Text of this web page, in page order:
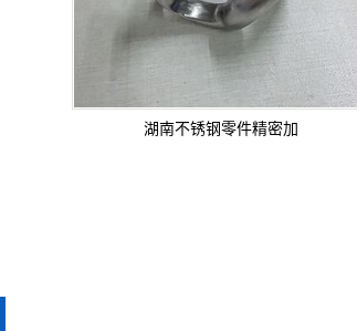
湖南不锈钢零件精密加